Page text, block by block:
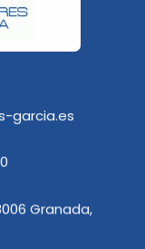
garcia.es
Granada,